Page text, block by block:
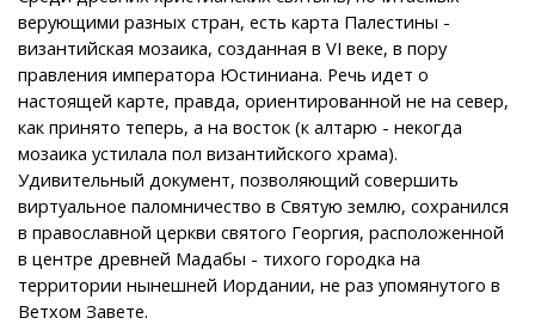
верующими разных стран, есть карта Палестины -
византийская мозаика, созданная в VI веке, в пору
правления императора Юстиниана. Речь идет о
настоящей карте, правда, ориентированной не на север,
как принято теперь, а на восток (к алтарю - некогда
мозаика устилала пол византийского храма).
Удивительный документ, позволяющий совершить
виртуальное паломничество в Святую землю, сохранился
в православной церкви святого Георгия, расположенной
в центре древней Мадабы - тихого городка на
территории нынешней Иордании, не раз упомянутого в
Ветхом Завете.